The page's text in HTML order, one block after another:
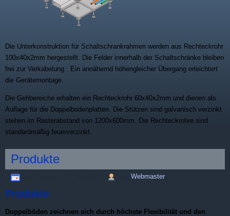
Die Unterkonstruktion für Schaltschrankrahmen werden aus Rechteckrohr
100x40x2mm hergestellt. Die Felder innerhalb der Schaltschränke bleiben
frei zur Verkabelung. Ein annähernd höhengleicher Übergang erleichtert
die Gerätemontage.
Die Gehbereiche erhalten ein Rechteckrohr 60x40x2mm und dienen als
Auflage für die Doppelbodenplatten. Die Stützen sind galvanisch verzinkt
stehen im Rasterabstand von 1200x600mm. Die Rechteckrohre sind
standardmäßig feuerverzinkt.
Produkte
Webmaster
Produkte
Doppelböden zeichnen sich durch höchste Flexibilität und den